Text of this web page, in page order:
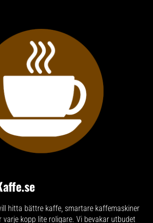
hitta bättre kaffe, smartare kaffemaskiner
kopp lite roligare. Vi bevakar utbudet